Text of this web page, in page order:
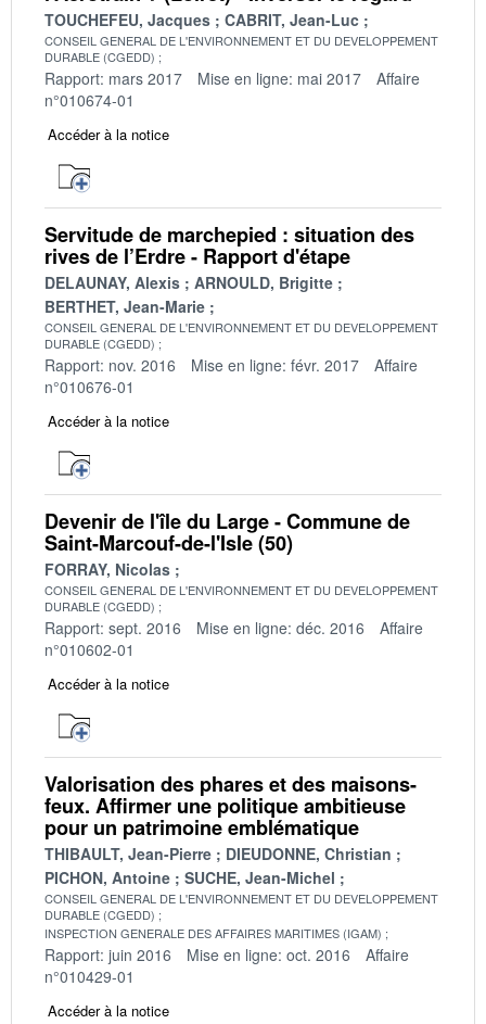
TOUCHEFEU, Jacques CABRIT, Jean-Luc
CONSEIL GENERAL DE L'ENVIRONNEMENT ET DU DEVELOPPEMENT
DURABLE (CGEDD)
Rapport: mars 2017 Mise en ligne: mai 2017
Affaire
n°010674-01
Accéder à la notice
Servitude de marchepied : situation des
rives de l’Erdre - Rapport d'étape
DELAUNAY, Alexis
ARNOULD, Brigitte
BERTHET, Jean-Marie
CONSEIL GENERAL DE L'ENVIRONNEMENT ET DU DEVELOPPEMENT
DURABLE (CGEDD)
Rapport: nov. 2016 Mise en ligne: févr. 2017
Affaire
n°010676-01
Accéder à la notice
Devenir de l'île du Large - Commune de
Saint-Marcouf-de-l'Isle (50)
FORRAY, Nicolas
CONSEIL GENERAL DE L'ENVIRONNEMENT ET DU DEVELOPPEMENT
DURABLE (CGEDD)
Rapport: sept. 2016 Mise en ligne: déc. 2016
Affaire
n°010602-01
Accéder à la notice
Valorisation des phares et des maisons-
feux. Affirmer une politique ambitieuse
pour un patrimoine emblématique
THIBAULT, Jean-Pierre
DIEUDONNE, Christian
PICHON, Antoine
SUCHE, Jean-Michel
CONSEIL GENERAL DE L'ENVIRONNEMENT ET DU DEVELOPPEMENT
DURABLE (CGEDD)
INSPECTION GENERALE DES AFFAIRES MARITIMES (IGAM)
Rapport: juin 2016 Mise en ligne: oct. 2016
Affaire
n°010429-01
Accéder à la notice